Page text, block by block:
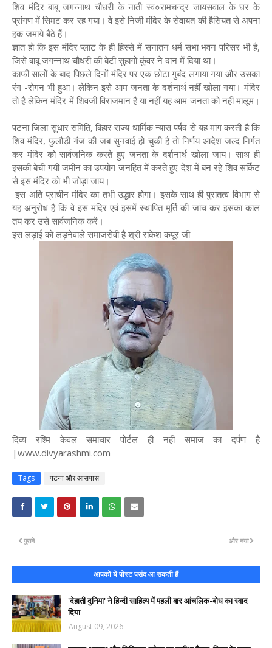
शिव मंदिर बाबू जगन्नाथ चौधरी के नाती स्व०रामचन्द्र जायसवाल के घर के
प्रांगण में सिमट कर रह गया। वे इसे निजी मंदिर के सेवायत की हैसियत से अपना
हक जमाये बैठे हैं।
ज्ञात हो कि इस मंदिर प्लाट के ही हिस्से में सनातन धर्म सभा भवन परिसर भी है,
जिसे बाबू जगन्नाथ चौधरी की बेटी सुहागो कुंवर ने दान में दिया था।
काफी सालों के बाद पिछले दिनों मंदिर पर एक छोटा गुबंद लगाया गया और उसका
रंग -रोगन भी हुआ। लेकिन इसे आम जनता के दर्शनार्थ नहीं खोला गया। मंदिर
तो है लेकिन मंदिर में शिवजी विराजमान है या नहीं यह आम जनता को नहीं मालूम।
पटना जिला सुधार समिति, बिहार राज्य धार्मिक न्यास पर्षद से यह मांग करती है कि
शिव मंदिर, फुलौड़ी गंज की जब सुनवाई हो चुकी है तो निर्णय आदेश जल्द निर्गत
कर मंदिर को सार्वजनिक करते हुए जनता के दर्शनार्थ खोला जाय। साथ ही
इसकी बेची गयी जमीन का उपयोग जनहित में करते हुए देश में बन रहे शिव सर्किट
से इस मंदिर को भी जोड़ा जाय।
इस अति प्राचीन मंदिर का तभी उद्धार होगा। इसके साथ ही पुरातत्व विभाग से
यह अनुरोध है कि वे इस मंदिर एवं इसमें स्थापित मूर्ति की जांच कर इसका काल
तय कर उसे सार्वजनिक करें।
इस लड़ाई को लड़नेवाले समाजसेवी है श्री राकेश कपूर जी
दिव्य रश्मि केवल समाचार पोर्टल ही नहीं समाज का दर्पण है
|www.divyarashmi.com
Tags पटना और आसपास
और नया
पुराने
आपको ये पोस्ट पसंद आ सकती हैं
'देहाती दुनिया' ने हिन्दी साहित्य में पहली बार आंचलिक-बोध का स्वाद
दिया
August 09, 2026